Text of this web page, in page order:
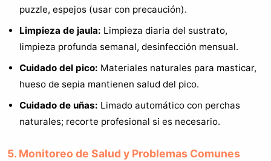
puzzle, espejos (usar con precaución).
Limpieza de jaula: Limpieza diaria del sustrato,
limpieza profunda semanal, desinfección mensual.
Cuidado del pico: Materiales naturales para masticar,
hueso de sepia mantienen salud del pico.
Cuidado de uñas: Limado automático con perchas
naturales; recorte profesional si es necesario.
5. Monitoreo de Salud y Problemas Comunes